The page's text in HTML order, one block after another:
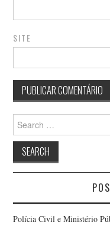
SITE
Search
for:
Polícia Civil e Ministério